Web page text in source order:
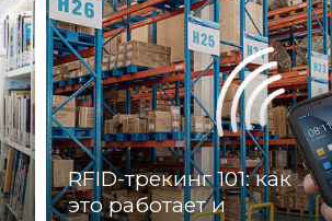
RFID-трекинг 101: как
это работает и